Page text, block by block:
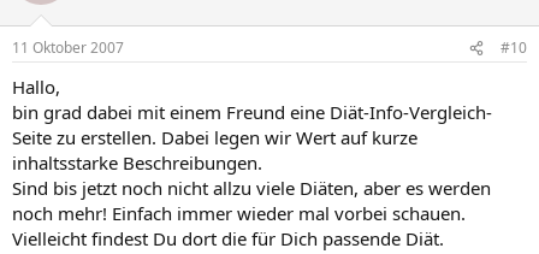
11 Oktober 2007 #10
Hallo,
bin grad dabei mit einem Freund eine Diät-Info-Vergleich-
Seite zu erstellen. Dabei legen wir Wert auf kurze
inhaltsstarke Beschreibungen.
Sind bis jetzt noch nicht allzu viele Diäten, aber es werden
noch mehr! Einfach immer wieder mal vorbei schauen.
Vielleicht findest Du dort die für Dich passende Diät.